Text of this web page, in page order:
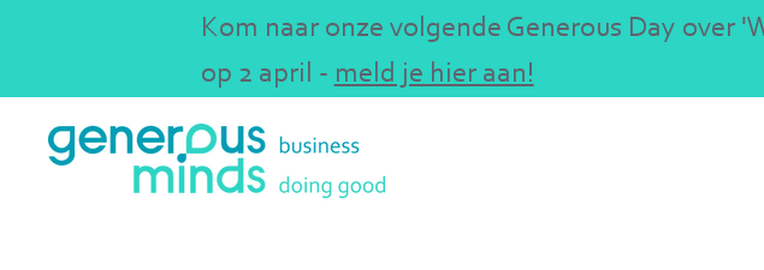
Kom naar onze volgende Generous Day over
op 2 april - meld je hier aan!